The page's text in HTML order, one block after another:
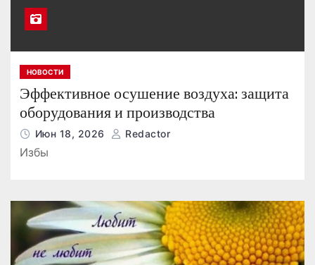
НОВОСТИ
Эффективное осушение воздуха: защита
оборудования и производства
Июн 18, 2026 Redactor
Избы